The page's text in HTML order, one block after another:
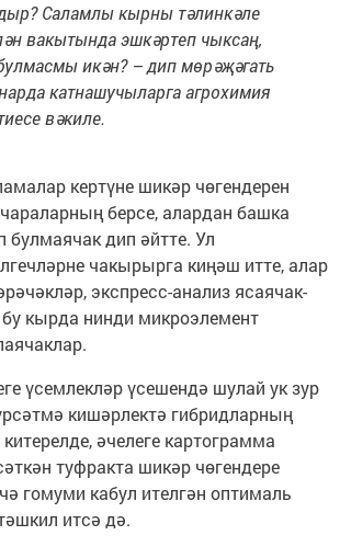
Саламлы кырны тәлинкәле
вакытында эшкәртеп чыксаң,
икән? – дип мөрәҗәгать
катнашучыларга агрохимия
вәкиле.
кертү­не шикәр чөген­дерен
берсе, алардан башка
дип әйтте. Ул
чакырырга киңәш итте, алар
экспресс-анализ ясаячак­
бу кырда нинди микроэлемент
үсем­лек­ләр үсешендә шулай ук зур
кишәр­лектә гибридларның
әчелеге картограмма
туфракта шикәр чөгендере
гомуми кабул ителгән оптималь
итсә дә.